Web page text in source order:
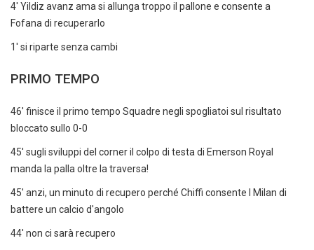
4' Yildiz avanz ama si allunga troppo il pallone e consente a
Fofana di recuperarlo
1' si riparte senza cambi
PRIMO TEMPO
46' finisce il primo tempo Squadre negli spogliatoi sul risultato
bloccato sullo 0-0
45' sugli sviluppi del corner il colpo di testa di Emerson Royal
manda la palla oltre la traversa!
45' anzi, un minuto di recupero perché Chiffi consente l Milan di
battere un calcio d'angolo
44' non ci sarà recupero